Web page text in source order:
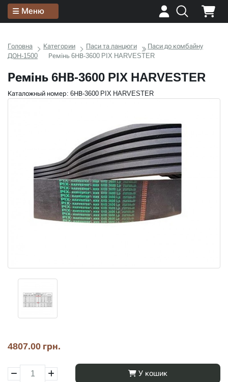
Меню
Головна Категории Паси та ланцюги
Паси до комбайну
ДОН-1500
Ремінь 6НВ-3600 PIX HARVESTER
Ремінь 6НВ-3600 PIX HARVESTER
Каталожный номер: 6НВ-3600 PIX HARVESTER
4807.00 грн.
У кошик